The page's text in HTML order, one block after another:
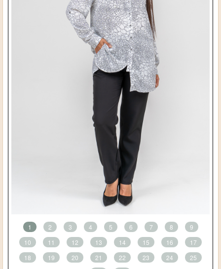
1 2 3 4 5 6 7 8
9
10
11 12 13 14 15 16
17
18
19 20 21 22 23 24
25